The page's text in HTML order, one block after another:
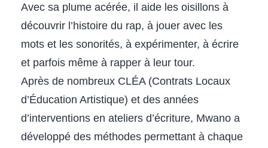
Avec sa plume acérée, il aide les oisillons à
découvrir l’histoire du rap, à jouer avec les
mots et les sonorités, à expérimenter, à écrire
et parfois même à rapper à leur tour.
Après de nombreux CLÉA (Contrats Locaux
d’Éducation Artistique) et des années
d’interventions en ateliers d’écriture, Mwano a
développé des méthodes permettant à chaque